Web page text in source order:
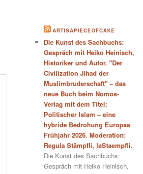
ARTISAPIECEOFCAKE
Die Kunst des Sachbuchs:
Gespräch mit Heiko Heinisch,
Historiker und Autor. "Der
Civilization Jihad der
Muslimbruderschaft" – das
neue Buch beim Nomos-
Verlag mit dem Titel:
Politischer Islam – eine
hybride Bedrohung Europas
Frühjahr 2026. Moderation:
Regula Stämpfli, laStaempfli.
Die Kunst des Sachbuchs:
Gespräch mit Heiko Heinisch,